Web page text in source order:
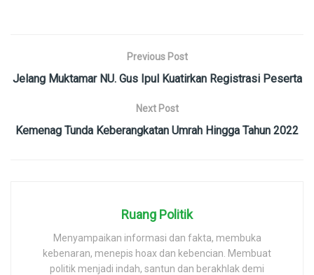
Previous Post
Jelang Muktamar NU. Gus Ipul Kuatirkan Registrasi Peserta
Next Post
Kemenag Tunda Keberangkatan Umrah Hingga Tahun 2022
Ruang Politik
Menyampaikan informasi dan fakta, membuka
kebenaran, menepis hoax dan kebencian. Membuat
politik menjadi indah, santun dan berakhlak demi